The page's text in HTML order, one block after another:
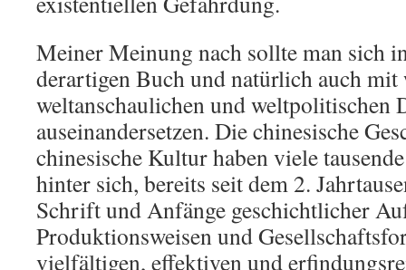
Meiner Meinung nach sollte man sich
derartigen Buch und natürlich auch mit
weltanschaulichen und weltpolitischen
auseinandersetzen. Die chinesische
chinesische Kultur haben viele
hinter sich, bereits seit dem 2.
Schrift und Anfänge geschichtlicher
Produktionsweisen und
vielfältigen, effektiven und